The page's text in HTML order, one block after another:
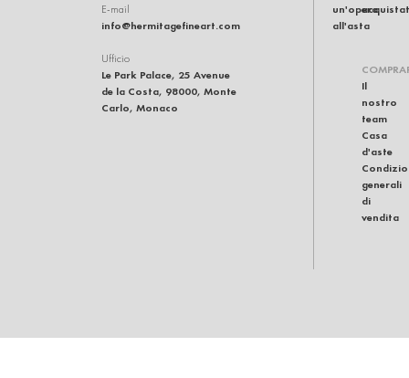
E-mail
info@hermitagefineart.com
Ufficio
Le Park Palace, 25 Avenue
de la Costa, 98000, Monte
Carlo, Monaco
un'opera
all'asta
Il
nostro
team
Casa
d'aste
generali
di
vendita